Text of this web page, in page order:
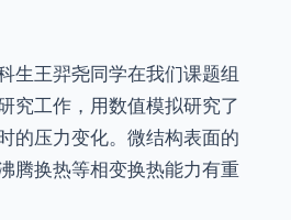
生王羿尧同学在我们课题组
究工作，用数值模拟研究了
的压力变化。微结构表面的
腾换热等相变换热能力有重